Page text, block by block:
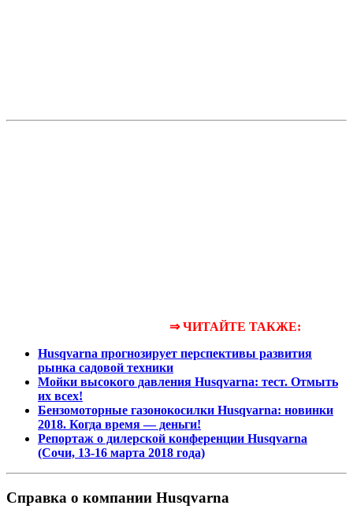
⇒ ЧИТАЙТЕ ТАКЖЕ:
Husqvarna прогнозирует перспективы развития
рынка садовой техники
Мойки высокого давления Husqvarna: тест. Отмыть
их всех!
Бензомоторные газонокосилки Husqvarna: новинки
2018. Когда время — деньги!
Репортаж о дилерской конференции Husqvarna
(Сочи, 13-16 марта 2018 года)
Справка о компании Husqvarna